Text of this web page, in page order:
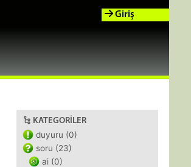
Giriş
KATEGORILER
duyuru (0)
soru (23)
ai (0)